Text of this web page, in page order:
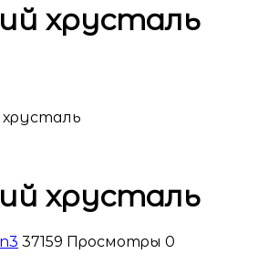
хрусталь
хрусталь
хрусталь
37159 Просмотры 0